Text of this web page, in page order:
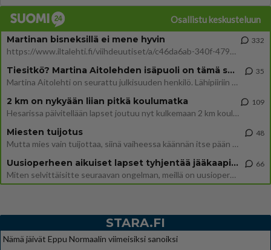
Osallistu keskusteluun
Martinan bisneksillä ei mene hyvin
https://www.iltalehti.fi/viihdeuutiset/a/c46da6ab-340f-4790-aaa7-0865eed2336 Yrityksen konkurssihakemus on tullut kärä
332
Tiesitkö? Martina Aitolehden isäpuoli on tämä suosittu laulaja
Martina Aitolehti on seurattu julkisuuden henkilö. Lähipiiriin mahtuu muitakin tunnettuja henkilöitä. Tiesitkö, että Ma
35
2 km on nykyään liian pitkä koulumatka
Hesarissa päivitellään lapset joutuu nyt kulkemaan 2 km kouluun jösses. Ruostefillarilla tuo matka menee vaikka miten äk
109
Miesten tuijotus
Mutta mies vain tuijottaa, siinä vaiheessa käännän itse pään pois. Mikä juttu? Yleensä jos joku tuijottaa tai katsoo, hä
48
Uusioperheen aikuiset lapset tyhjentää jääkaapin käydessään
Miten selvittäisitte seuraavan ongelman, meillä on uusioperhe, minulla teini-ikäiset lapset ja puolisolla aikuiset, jotk
66
STARA.FI
Nämä jäivät Eppu Normaalin viimeisiksi sanoiksi